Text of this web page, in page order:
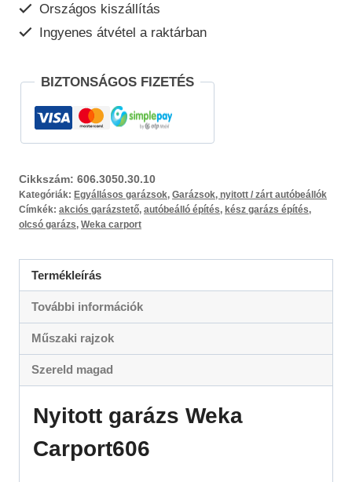
Országos kiszállítás
Ingyenes átvétel a raktárban
BIZTONSÁGOS FIZETÉS
Cikkszám: 606.3050.30.10
Kategóriák: Egyállásos garázsok, Garázsok, nyitott / zárt autóbeállók
Címkék: akciós garázstető, autóbeálló építés, kész garázs építés,
olcsó garázs, Weka carport
Termékleírás
További információk
Műszaki rajzok
Szereld magad
Nyitott garázs Weka
Carport606